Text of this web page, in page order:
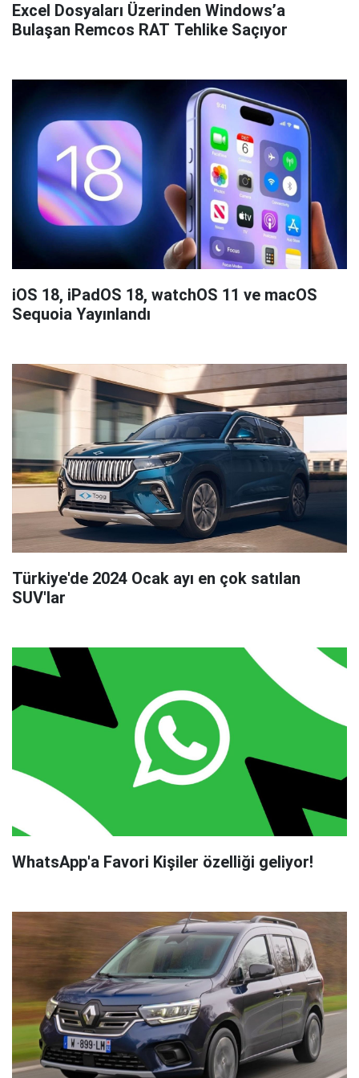
Excel Dosyaları Üzerinden Windows’a
Bulaşan Remcos RAT Tehlike Saçıyor
iOS 18, iPadOS 18, watchOS 11 ve macOS
Sequoia Yayınlandı
Türkiye'de 2024 Ocak ayı en çok satılan
SUV'lar
WhatsApp'a Favori Kişiler özelliği geliyor!